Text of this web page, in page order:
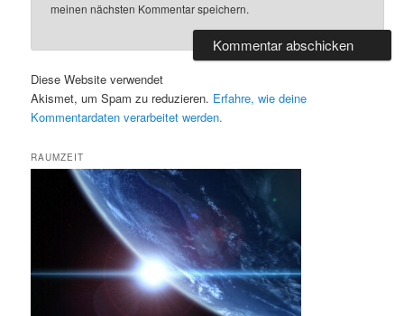
meinen nächsten Kommentar speichern.
Diese Website verwendet
Akismet, um Spam zu reduzieren. Erfahre, wie deine
Kommentardaten verarbeitet werden.
RAUMZEIT